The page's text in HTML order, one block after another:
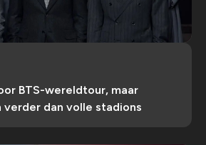
BTS-wereldtour, maar
verder dan volle stadions